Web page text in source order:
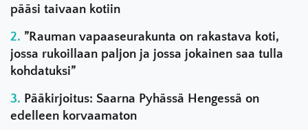
pääsi taivaan kotiin
”Rauman vapaaseurakunta on rakastava koti,
jossa rukoillaan paljon ja jossa jokainen saa tulla
kohdatuksi”
Pääkirjoitus: Saarna Pyhässä Hengessä on
edelleen korvaamaton